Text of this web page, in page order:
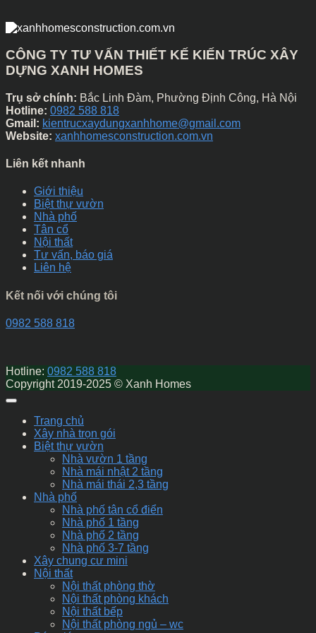
CÔNG TY TƯ VẤN THIẾT KẾ KIẾN TRÚC XÂY
DỰNG XANH HOMES
Trụ sở chính: Bắc Linh Đàm, Phường Định Công, Hà Nội
Hotline: 0982 588 818
Gmail: kientrucxaydungxanhhome@gmail.com
Website: xanhhomesconstruction.com.vn
Liên kết nhanh
Giới thiệu
Biệt thự vườn
Nhà phố
Tân cổ
Nội thất
Tư vấn, báo giá
Liên hệ
Kết nối với chúng tôi
0982 588 818
Hotline: 0982 588 818
Copyright 2019-2025 © Xanh Homes
Trang chủ
Xây nhà trọn gói
Biệt thự vườn
Nhà vườn 1 tầng
Nhà mái nhật 2 tầng
Nhà mái thái 2,3 tầng
Nhà phố
Nhà phố tân cổ điển
Nhà phố 1 tầng
Nhà phố 2 tầng
Nhà phố 3-7 tầng
Xây chung cư mini
Nội thất
Nội thất phòng thờ
Nội thất phòng khách
Nội thất bếp
Nội thất phòng ngủ – wc